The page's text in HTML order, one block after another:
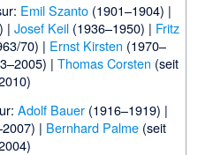
Emil Szanto (1901–1904) |
|Josef Keil (1936–1950) | Fritz
70) | Ernst Kirsten (1970–
|Thomas Corsten (seit
Adolf Bauer(1916–1919) |
| Bernhard Palme(seit